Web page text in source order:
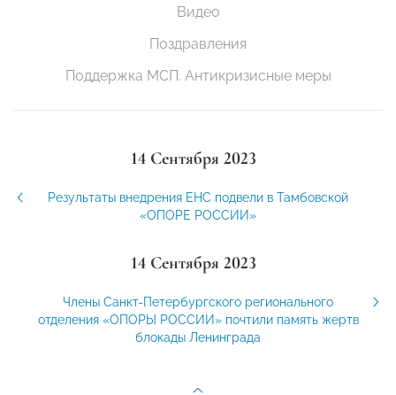
Видео
Поздравления
Поддержка МСП. Антикризисные меры
14 Сентября 2023
Результаты внедрения ЕНС подвели в Тамбовской
«ОПОРЕ РОССИИ»
14 Сентября 2023
Члены Санкт-Петербургского регионального
отделения «ОПОРЫ РОССИИ» почтили память жертв
блокады Ленинграда